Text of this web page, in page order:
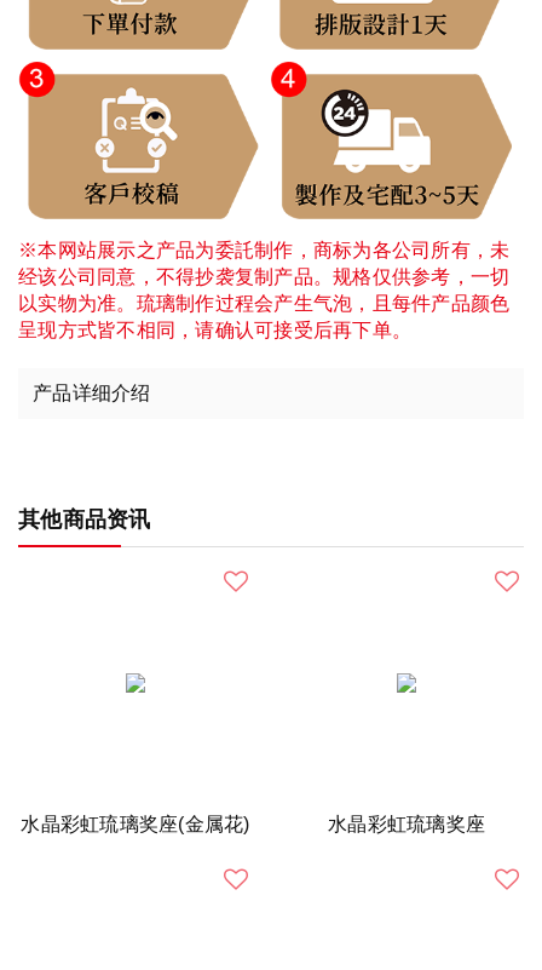
※本网站展示之产品为委託制作，商标为各公司所有，未
经该公司同意，不得抄袭复制产品。规格仅供参考，一切
以实物为准。琉璃制作过程会产生气泡，且每件产品颜色
呈现方式皆不相同，请确认可接受后再下单。
产品详细介绍
其他商品资讯
水晶彩虹琉璃奖座(金属花) 水晶彩虹琉璃奖座